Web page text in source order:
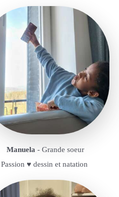
Manuela - Grande soeur
Passion ♥️ dessin et natation